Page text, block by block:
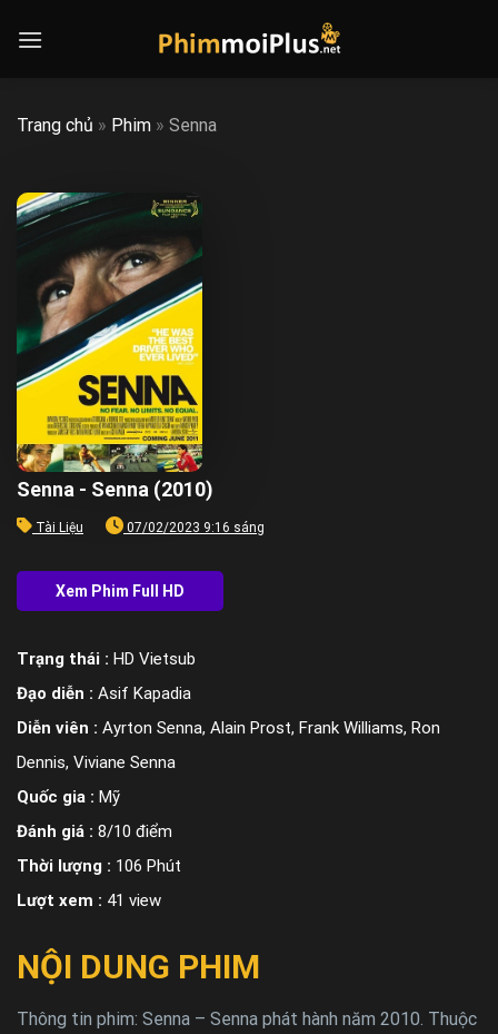
Trang chủ » Phim » Senna
Senna - Senna (2010)
Tài Liệu 07/02/2023 9:16 sáng
Trạng thái : HD Vietsub
Đạo diễn : Asif Kapadia
Diễn viên : Ayrton Senna, Alain Prost, Frank Williams, Ron
Dennis, Viviane Senna
Quốc gia : Mỹ
Đánh giá : 8/10 điểm
Thời lượng : 106 Phút
Lượt xem : 41 view
NỘI DUNG PHIM
Thông tin phim: Senna – Senna phát hành năm 2010. Thuộc